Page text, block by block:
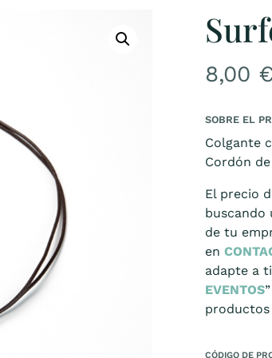
8,00
SOBRE EL
Colgante
Cordón
El precio
buscando
de tu
en
adapte a
EVENTOS
productos
CÓDIGO DE